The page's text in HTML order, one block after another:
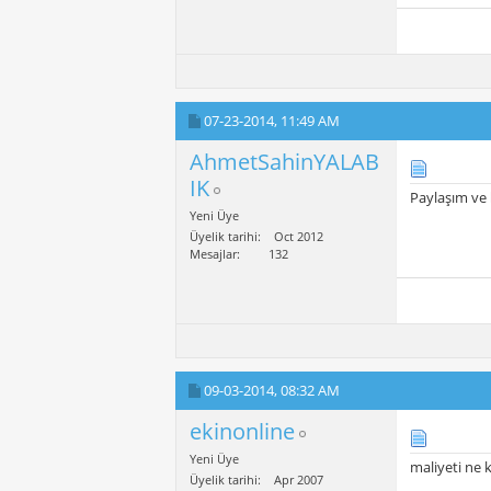
07-23-2014, 11:49 AM
AhmetSahinYALAB
IK
Yeni Üye
Üyelik tarihi
Oct 2012
Mesajlar
132
Paylaşım
09-03-2014,08:32 AM
ekinonline
Yeni Üye
Üyelik tarihi
Apr 2007
maliyeti ne